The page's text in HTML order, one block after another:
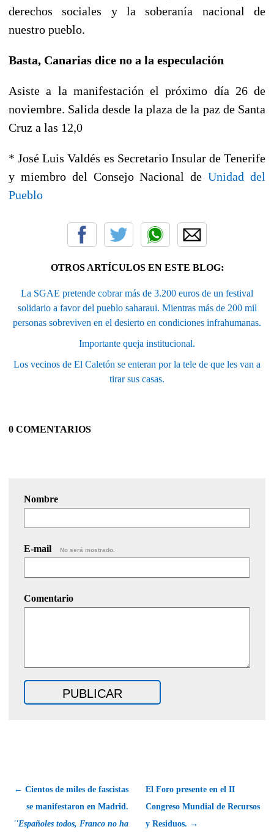
derechos sociales y la soberanía nacional de
nuestro pueblo.
Basta, Canarias dice no a la especulación
Asiste a la manifestación el próximo día 26 de
noviembre. Salida desde la plaza de la paz de Santa
Cruz a las 12,0
* José Luis Valdés es Secretario Insular de Tenerife
y miembro del Consejo Nacional deUnidad del
Pueblo
OTROS ARTÍCULOS EN ESTE BLOG:
La SGAE pretende cobrar más de 3.200 euros de un festival
solidario a favor del pueblo saharaui. Mientras más de 200 mil
personas sobreviven en el desierto en condiciones infrahumanas.
Importante queja institucional.
Los vecinos de El Caletón se enteran por la tele de que les van a
tirar sus casas.
0 COMENTARIOS
Nombre
E-mail No será mostrado.
Comentario
← Cientos de miles de fascistas
se manifestaron en Madrid.
''Españoles todos, Franco no ha
El Foro presente en el II
Congreso Mundial de Recursos
y Residuos. →